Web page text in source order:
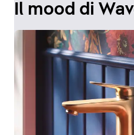
Il mood di